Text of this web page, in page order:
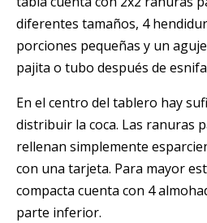
diferentes tamaños, 4
porciones pequeñas y un
pajita o tubo después de
En el centro del tablero hay
distribuir la coca. Las ranuras
rellenan simplemente
con una tarjeta. Para mayor
compacta cuenta con 4
parte inferior.